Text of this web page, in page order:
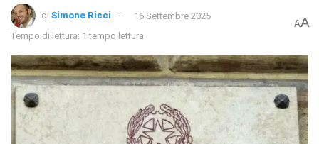
di Simone Ricci
16 Settembre 2025
Tempo di lettura: 1 tempo lettura
AA